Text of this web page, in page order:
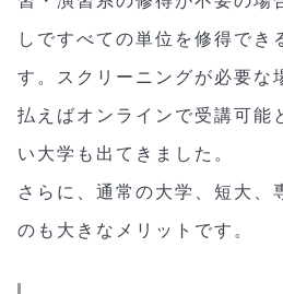
しですべての単位を修得でき
す。スクリーニングが必要な
払えばオンラインで受講可能
い大学も出てきました。
さらに、通常の大学、短大、
のも大きなメリットです。